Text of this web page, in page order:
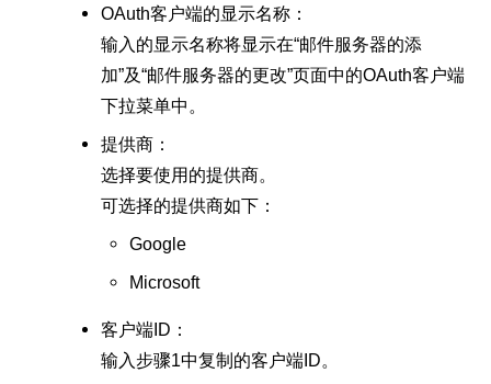
OAuth客户端的显示名称：
输入的显示名称将显示在“邮件服务器的添
加”及“邮件服务器的更改”页面中的OAuth客户端
下拉菜单中。
提供商：
选择要使用的提供商。
可选择的提供商如下：
Google
Microsoft
客户端ID：
输入步骤1中复制的客户端ID。